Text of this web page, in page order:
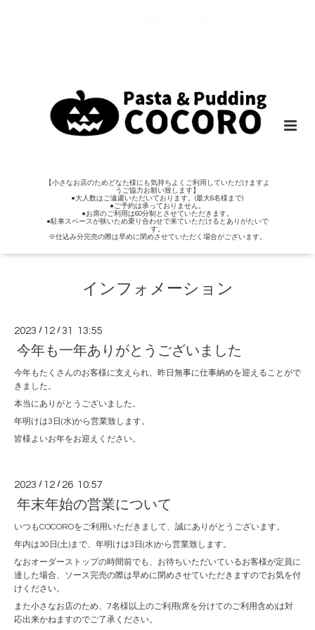
【小さなお店のためどなた様にも気持ちよくご利用していただけますよ
うご協力お願い致します】
●大人数はご遠慮いただいております。(最大6名様まで)
●ご予約は承っておりません。
●お席のご利用は60分制とさせていただきます。
●駐車スペースが狭いため乗り合わせで来ていただけるとありがたいで
す。
※仕込み分完売の際は早めに閉めさせていただく場合がございます。
インフォメーション
2023 / 12 /31 13:55
今年も一年ありがとうございました
今年もたくさんのお客様に支えられ、昨日無事に仕事納めを迎えることがで
きました。
本当にありがとうございました。
年明けは3日(水)から営業致します。
皆様よいお年をお迎えください。
2023 / 12 / 26 10:57
年末年始の営業について
いつもCOCOROをご利用いただきまして、誠にありがとうございます。
年内は30日(土)まで、年明けは3日(水)から営業致します。
なおオーダーストップの時間前でも、お待ちいただいているお客様が定員に
達した場合、ソース完売の際は早めに閉めさせていただきますのでお気を付
けください。
また小さなお店のため、7名様以上のご利用(席を分けてのご利用含め)は対
応出来かねますのでご了承ください。